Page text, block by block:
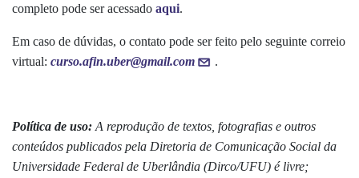
completo pode ser acessado aqui.
Em caso de dúvidas, o contato pode ser feito pelo seguinte correio
virtual: curso.afin.uber@gmail.com .
Política de uso: A reprodução de textos, fotografias e outros
conteúdos publicados pela Diretoria de Comunicação Social da
Universidade Federal de Uberlândia (Dirco/UFU) é livre;